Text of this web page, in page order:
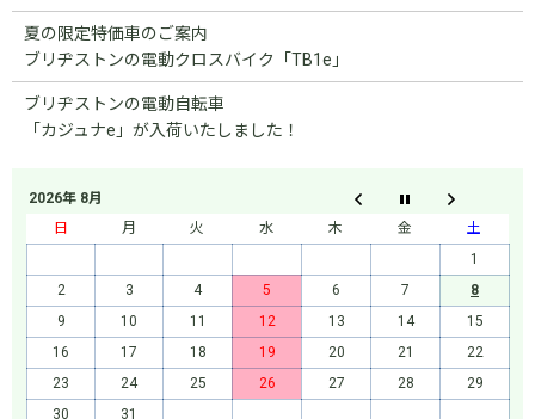
夏の限定特価車のご案内
ブリヂストンの電動クロスバイク「TB1e」
ブリヂストンの電動自転車
「カジュナe」が入荷いたしました！
2026年 8月
日
月 火 水 木 金
土
1
2
3 4 5 6 7
8
9
10 11 12 13 14
15
16
17 18 19 20 21
22
23
24 25 26 27 28
29
30
31